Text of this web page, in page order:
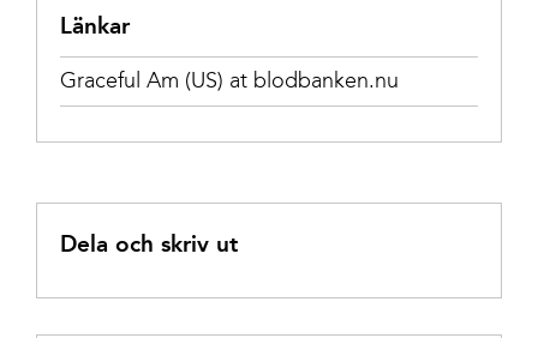
Länkar
Graceful Am (US) at blodbanken.nu
Dela och skriv ut